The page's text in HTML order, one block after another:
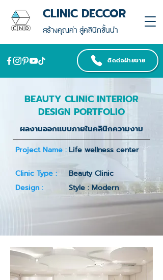
สร้างคุณค่า สู่คลินิกชั้นนำ
CLINIC DECCOR
ติดต่อฝ่ายขาย
BEAUTY CLINIC INTERIOR
DESIGN PORTFOLIO
ผลงานออกแบบภายในคลินิกความงาม
Project Name : Life wellness center
Clinic Type :
Beauty Clinic
Design :
Style : Modern